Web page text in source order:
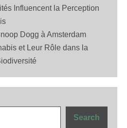
Influencent la Perception
Dogg à Amsterdam
et Leur Rôle dans la
Search